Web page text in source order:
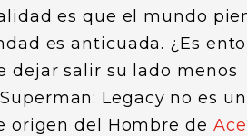
es que el mundo
es anticuada. ¿Es
dejar salir su lado menos
Legacy no es
origen del Hombre de